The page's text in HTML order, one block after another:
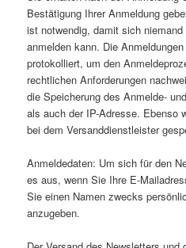
Bestätigung Ihrer Anmeldung
ist notwendig, damit sich
anmelden kann. Die
protokolliert, um den
rechtlichen Anforderungen
die Speicherung des Anmelde-
als auch der IP-Adresse. Ebenso
bei dem Versanddienstleister
Anmeldedaten: Um sich für den
es aus, wenn Sie Ihre E-
Sie einen Namen zwecks
anzugeben.